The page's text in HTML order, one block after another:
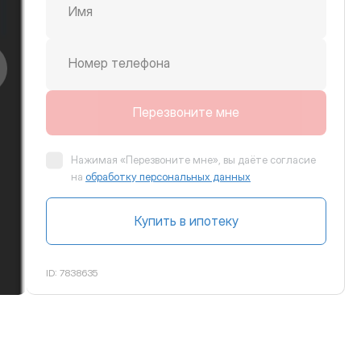
вправо
Имя
Номер телефона
Перезвоните мне
Нажимая «Перезвоните мне», вы даёте согласие
на обработку персональных данных
Купить в ипотеку
ID: 7838635